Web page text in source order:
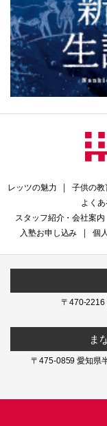
レッツの魅力 ｜ 子供の教
よく
スタッフ紹介・会社案内
入塾お申し込み
｜ 個
〒470-2216
ま
〒475-0859 愛知県